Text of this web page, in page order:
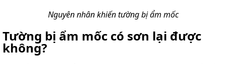
Nguyên nhân khiến tường bị ẩm mốc
Tường bị ẩm mốc có sơn lại được
không?